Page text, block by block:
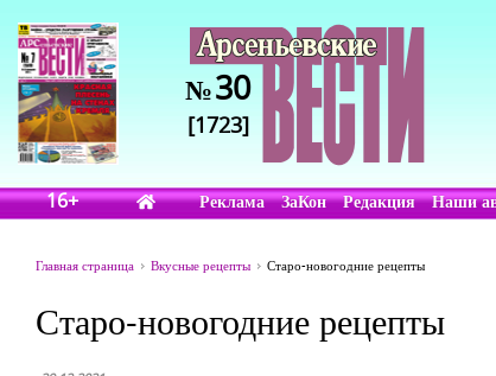
№30
[1723]
16+ Реклама ЗаКон Редакция Наши
Главная страница Вкусные рецепты Старо-новогодние рецепты
Старо-новогодние рецепты